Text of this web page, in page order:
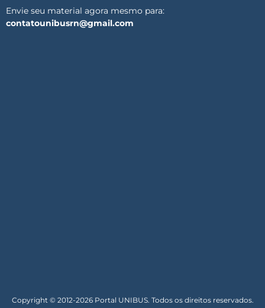
Envie seu material agora mesmo para:
contatounibusrn@gmail.com
Copyright © 2012-2026 Portal UNIBUS. Todos os direitos reservados.